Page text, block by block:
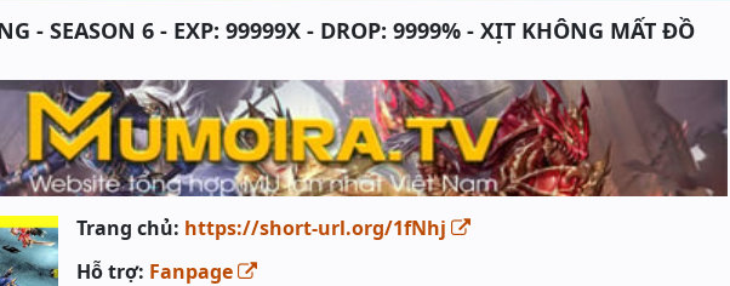
- SEASON 6 - EXP: 99999X - DROP: 9999% - XỊT KHÔNG MẤT ĐỒ
Trang chủ: https://short-url.org/1fNhj
Hỗ trợ: Fanpage